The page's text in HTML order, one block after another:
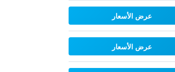
عرض الأسعار
عرض الأسعار